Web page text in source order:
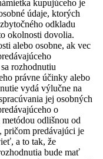
kupujúceho je
údaje, ktorých
odkladu
okolnosti dovolia.
alebo osobne, ak vec
rozhodnutiu
právne účinky alebo
vydá výlučne na
jej osobných
o
odlišnou od
pričom predávajúci je
a to tak, že
bude mať